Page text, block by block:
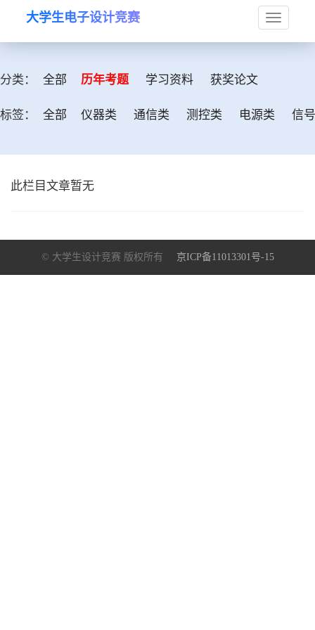
Toggle
大学生电子设计竞赛
分类： 全部 历年考题 学习资料 获奖论文
标签： 全部 仪器类 通信类 测控类 电源类 信
此栏目文章暂无
© 大学生设计竞赛 版权所有 京ICP备11013301号-15